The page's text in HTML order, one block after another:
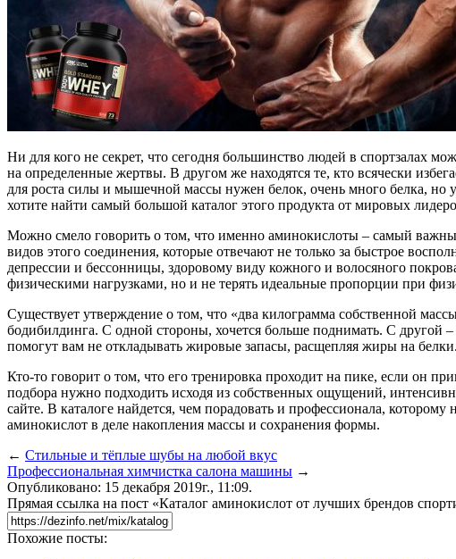
Ни для кого не секрет, что сегодня большинство людей в спортзалах
на определенные жертвы. В другом же находятся те, кто всячески
для роста силы и мышечной массы нужен белок, очень много белка, но
хотите найти самый большой каталог этого продукта от мировых
Можно смело говорить о том, что именно аминокислоты – самый
видов этого соединения, которые отвечают не только за быстрое
депрессии и бессонницы, здоровому виду кожного и волосяного
физическими нагрузками, но и не терять идеальные пропорции при
Существует утверждение о том, что «два килограмма собственной
бодибилдинга. С одной стороны, хочется больше поднимать. С
помогут вам не откладывать жировые запасы, расщепляя жиры на
Кто-то говорит о том, что его тренировка проходит на пике, если он
подбора нужно подходить исходя из собственных ощущений,
сайте. В каталоге найдется, чем порадовать и профессионала,
аминокислот в деле накопления массы и сохранения формы.
← Стильные и тёплые шубы на любой вкус
Профессиональная химчистка салона машины →
Опубликовано: 15 декабря 2019г., 11:09.
Прямая ссылка на пост «Каталог аминокислот от лучших брендов
Похожие посты: